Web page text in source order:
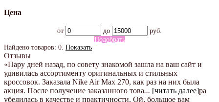
Цена
от до
руб.
Подобрать
Найдено товаров: 0 Показать
Отзывы
«Пару дней назад, по совету знакомой зашла на ваш сайт и
удивилась ассортименту оригинальных и стильных
кроссовок. Заказала Nike Air Max 270, как раз на них была
акция. После получение заказанного това... [читать далее]ра
убедилась в качестве и практичности. Ой, большое вам